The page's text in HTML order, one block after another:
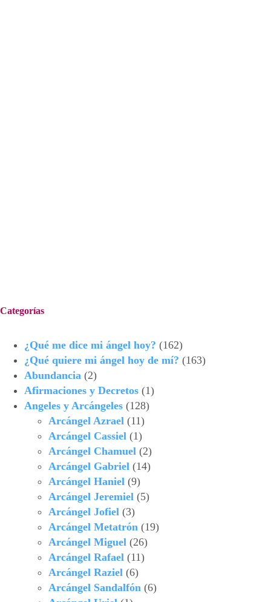
Categorías
¿Qué me dice mi ángel hoy? (162)
¿Qué quiere mi ángel hoy de mí? (163)
Abundancia (2)
Afirmaciones y Decretos (1)
Angeles y Arcángeles (128)
Arcángel Azrael (11)
Arcángel Cassiel (1)
Arcángel Chamuel (2)
Arcángel Gabriel (14)
Arcángel Haniel (9)
Arcángel Jeremiel (5)
Arcángel Jofiel (3)
Arcángel Metatrón (19)
Arcángel Miguel (26)
Arcángel Rafael (11)
Arcángel Raziel (6)
Arcángel Sandalfón (6)